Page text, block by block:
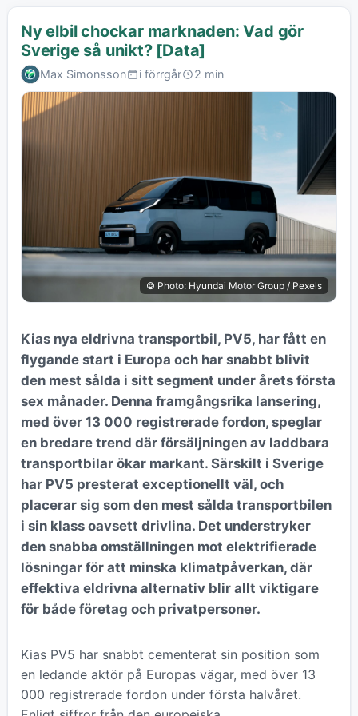
Ny elbil chockar marknaden: Vad gör
Sverige så unikt? [Data]
Max Simonsson i förrgår 2 min
© Photo: Hyundai Motor Group / Pexels
Kias nya eldrivna transportbil, PV5, har fått en
flygande start i Europa och har snabbt blivit
den mest sålda i sitt segment under årets första
sex månader. Denna framgångsrika lansering,
med över 13 000 registrerade fordon, speglar
en bredare trend där försäljningen av laddbara
transportbilar ökar markant. Särskilt i Sverige
har PV5 presterat exceptionellt väl, och
placerar sig som den mest sålda transportbilen
i sin klass oavsett drivlina. Det understryker
den snabba omställningen mot elektrifierade
lösningar för att minska klimatpåverkan, där
effektiva eldrivna alternativ blir allt viktigare
för både företag och privatpersoner.
Kias PV5 har snabbt cementerat sin position som
en ledande aktör på Europas vägar, med över 13
000 registrerade fordon under första halvåret.